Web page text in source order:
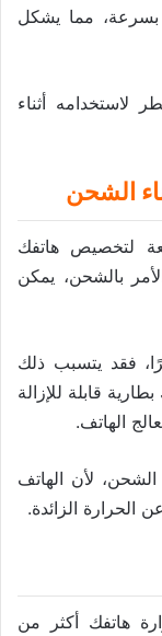
بسرعة، مما يشكل
أثناء
الشحن
لتخصيص هاتفك
بالشحن، يمكن
فقد يتسبب ذلك
قابلة للإزالة
الهاتف.
لأن الهاتف
الحرارة الزائدة.
هاتفك أكثر من